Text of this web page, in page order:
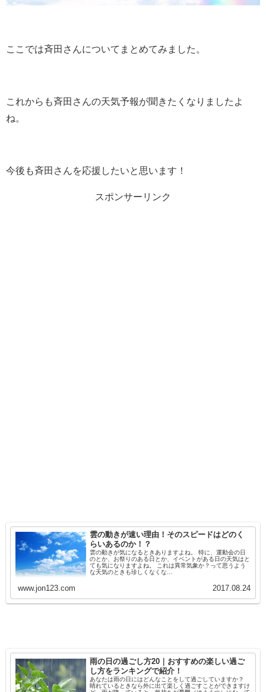
ここでは斉田さんについてまとめてみました。
これからも斉田さんの天気予報が聞きたくなりましたよ
ね。
今後も斉田さんを応援したいと思います！
スポンサーリンク
雲の動きが速い理由！そのスピードはどのく
らいあるのか！？
雲の動きが気になるときありますよね。 特に、運動会の日
のとか、お祭りのある日とか、イベントがある日の天気はと
ても気になりますよね。 これは異常気象か？って思うよう
な天気のときも珍しくなくな...
www.jon123.com 2017.08.24
雨の日の過ごし方20｜おすすめの楽しい過ご
し方をランキングで紹介！
あなたは雨の日にはどんなことをして過ごしていますか？
晴れているときなら外に出て楽しく過ごすことができますけ